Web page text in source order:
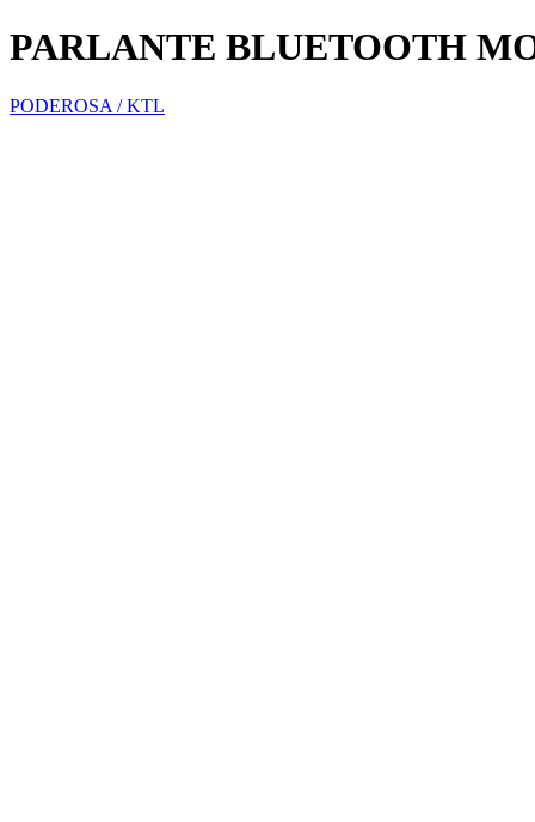
PARLANTE BLUETOOTH
PODEROSA / KTL